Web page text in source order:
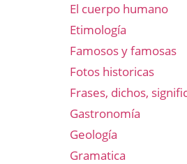
El cuerpo humano
Etimología
Famosos y famosas
Fotos historicas
Frases, dichos,
Gastronomía
Geología
Gramatica